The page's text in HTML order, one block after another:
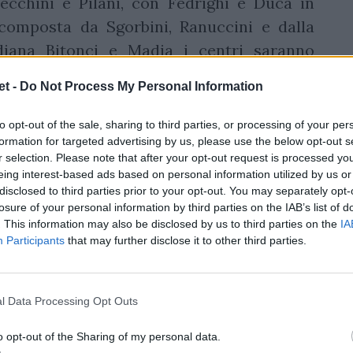
- Do Not Process My Personal Information
opt-out of the sale, sharing to third parties, or processing of your
for targeted advertising by us, please use the below opt-out
selection. Please note that after your opt-out request is processed
interest-based ads based on personal information utilized by us
to third parties prior to your opt-out. You may separately
of your personal information by third parties on the IAB’s list of
This information may also be disclosed by us to third parties on the
Participants that may further disclose it to other third parties.
Data Processing Opt Outs
opt-out of the Sharing of my personal data.
da Sgorbini, Ranuccini e dalla
Bitonci e Madia i centri saranno
Granzotto, Muzzo e Ostuni Minuzzi.
la tallonatrice di Colorno Chiara Cheli
Femminile e Campionessa D’Italia, la
Costantini. Assieme A loro Gaia Maris,
la Centuriona Sofia Stefan, Emma